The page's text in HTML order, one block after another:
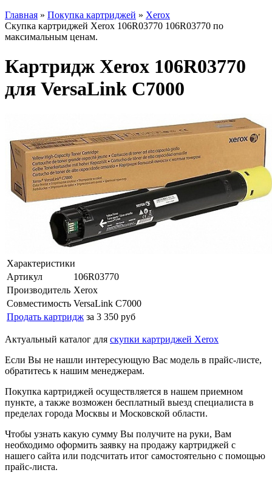
Главная » Покупка картриджей » Xerox
Скупка картриджей Xerox 106R03770 106R03770 по
максимальным ценам.
Картридж Xerox 106R03770
для VersaLink C7000
Характеристики
Артикул
106R03770
Производитель Xerox
Совместимость VersaLink C7000
Продать картридж за 3 350 руб
Актуальный каталог для скупки картриджей Xerox
Если Вы не нашли интересующую Вас модель в прайс-листе,
обратитесь к нашим менеджерам.
Покупка картриджей осуществляется в нашем приемном
пункте, а также возможен бесплатный выезд специалиста в
пределах города Москвы и Московской области.
Чтобы узнать какую сумму Вы получите на руки, Вам
необходимо оформить заявку на продажу картриджей с
нашего сайта или подсчитать итог самостоятельно с помощью
прайс-листа.